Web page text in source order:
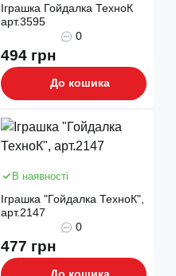
Іграшка Гойдалка ТехноК
арт.3595
0
494 грн
До кошика
В наявності
Іграшка "Гойдалка ТехноК",
арт.2147
0
477 грн